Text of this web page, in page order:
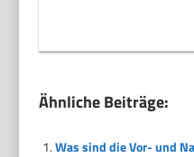
Ähnliche Beiträge:
Was sind die Vor- und